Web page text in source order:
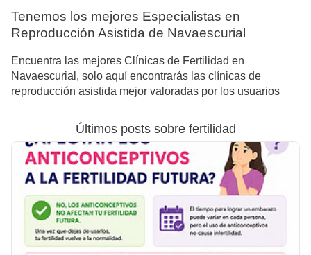
Tenemos los mejores Especialistas en
Reproducción Asistida de Navaescurial
Encuentra las mejores Clínicas de Fertilidad en
Navaescurial, solo aquí encontrarás las clínicas de
reproducción asistida mejor valoradas por los usuarios
Últimos posts sobre fertilidad